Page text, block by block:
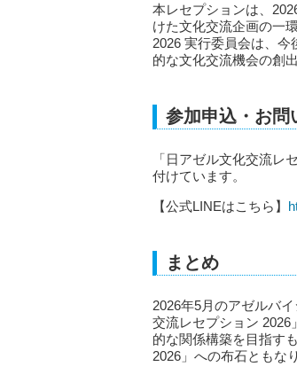
本レセプションは、
けた文化交流企画の一
2026 実行委員会は、
的な文化交流機会の創
参加申込・お問
「日アゼル文化交流レ
付けています。
【公式LINEはこちら】
まとめ
2026年5月のアゼルバ
交流レセプション
的な関係構築を目指す
2026」への布石ともな